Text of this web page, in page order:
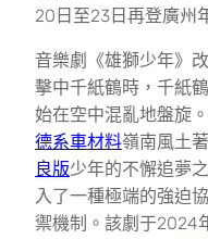
20日至23日再登廣州
音樂劇《雄獅少年》
擊中千紙鶴時，千紙
始在空中混亂地盤旋
德系車材料嶺南風土
良版少年的不懈追夢
入了一種極端的強迫
禦機制。該劇于2024